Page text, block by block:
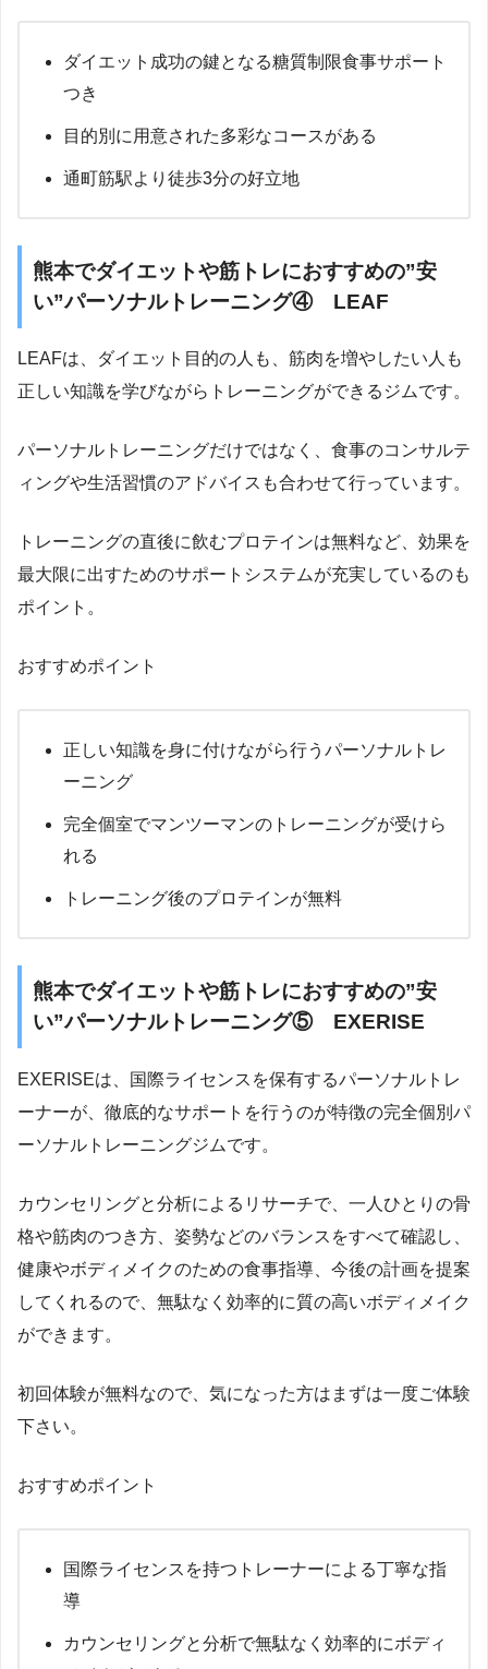
ダイエット成功の鍵となる糖質制限食事サポート
つき
目的別に用意された多彩なコースがある
通町筋駅より徒歩3分の好立地
熊本でダイエットや筋トレにおすすめの”安
い”パーソナルトレーニング④ LEAF
LEAFは、ダイエット目的の人も、筋肉を増やしたい人も
正しい知識を学びながらトレーニングができるジムです。
パーソナルトレーニングだけではなく、食事のコンサルテ
ィングや生活習慣のアドバイスも合わせて行っています。
トレーニングの直後に飲むプロテインは無料など、効果を
最大限に出すためのサポートシステムが充実しているのも
ポイント。
おすすめポイント
正しい知識を身に付けながら行うパーソナルトレ
ーニング
完全個室でマンツーマンのトレーニングが受けら
れる
トレーニング後のプロテインが無料
熊本でダイエットや筋トレにおすすめの”安
い”パーソナルトレーニング⑤ EXERISE
EXERISEは、国際ライセンスを保有するパーソナルトレ
ーナーが、徹底的なサポートを行うのが特徴の完全個別パ
ーソナルトレーニングジムです。
カウンセリングと分析によるリサーチで、一人ひとりの骨
格や筋肉のつき方、姿勢などのバランスをすべて確認し、
健康やボディメイクのための食事指導、今後の計画を提案
してくれるので、無駄なく効率的に質の高いボディメイク
ができます。
初回体験が無料なので、気になった方はまずは一度ご体験
下さい。
おすすめポイント
国際ライセンスを持つトレーナーによる丁寧な指
導
カウンセリングと分析で無駄なく効率的にボディ